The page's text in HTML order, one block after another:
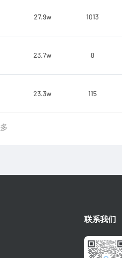
27.9w 1013
23.7w 8
23.3w 115
联系我们